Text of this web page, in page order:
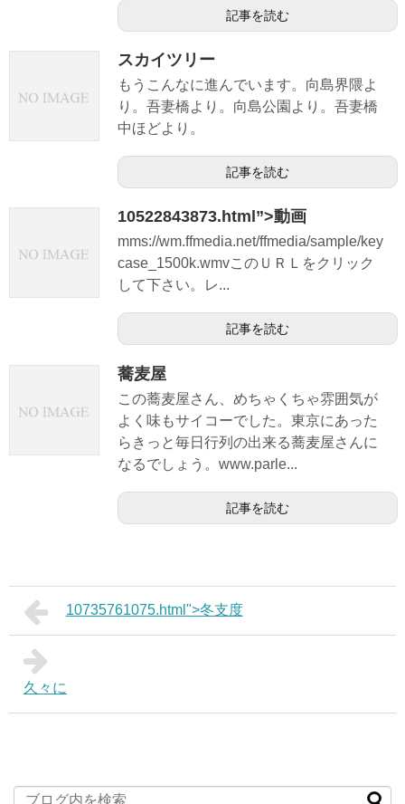
記事を読む
スカイツリー
もうこんなに進んでいます。向島界隈よ
り。吾妻橋より。向島公園より。吾妻橋
中ほどより。
記事を読む
10522843873.html”>動画
mms://wm.ffmedia.net/ffmedia/sample/key
case_1500k.wmvこのＵＲＬをクリック
して下さい。レ...
記事を読む
蕎麦屋
この蕎麦屋さん、めちゃくちゃ雰囲気が
よく味もサイコーでした。東京にあった
らきっと毎日行列の出来る蕎麦屋さんに
なるでしょう。www.parle...
記事を読む
10735761075.html">冬支度
久々に